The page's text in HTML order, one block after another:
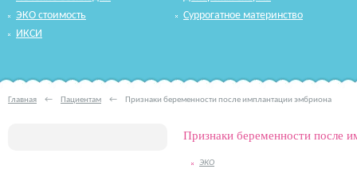
ЭКО стоимость
ИКСИ
Суррогатное материнство
Главная ← Пациентам ← Признаки беременности после имплантации эмбриона
Признаки беременности после
ЭКО